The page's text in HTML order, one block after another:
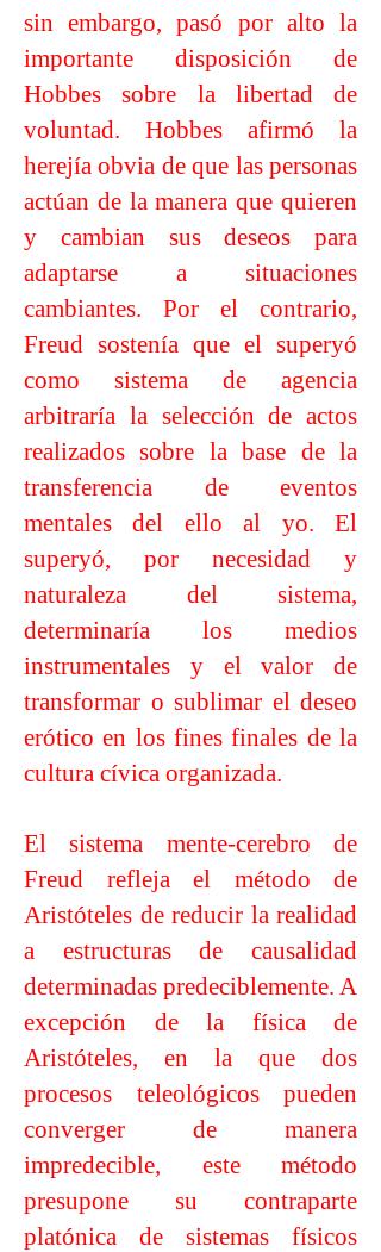
sin embargo, pasó por alto la
importante disposición de
Hobbes sobre la libertad de
voluntad. Hobbes afirmó la
herejía obvia de que las personas
actúan de la manera que quieren
y cambian sus deseos para
adaptarse a situaciones
cambiantes. Por el contrario,
Freud sostenía que el superyó
como sistema de agencia
arbitraría la selección de actos
realizados sobre la base de la
transferencia de eventos
mentales del ello al yo. El
superyó, por necesidad y
naturaleza del sistema,
determinaría los medios
instrumentales y el valor de
transformar o sublimar el deseo
erótico en los fines finales de la
cultura cívica organizada.
El sistema mente-cerebro de
Freud refleja el método de
Aristóteles de reducir la realidad
a estructuras de causalidad
determinadas predeciblemente. A
excepción de la física de
Aristóteles, en la que dos
procesos teleológicos pueden
converger de manera
impredecible, este método
presupone su contraparte
platónica de sistemas físicos